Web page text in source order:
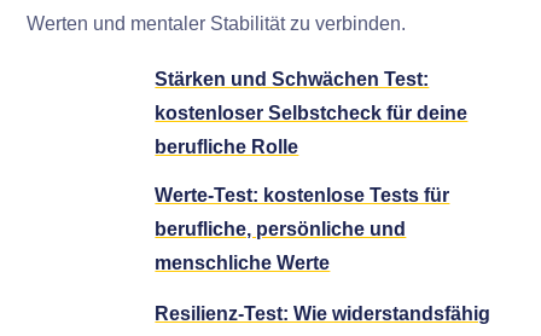
Werten und mentaler Stabilität zu verbinden.
Stärken und Schwächen Test:
kostenloser Selbstcheck für deine
berufliche Rolle
Werte-Test: kostenlose Tests für
berufliche, persönliche und
menschliche Werte
Resilienz-Test: Wie widerstandsfähig